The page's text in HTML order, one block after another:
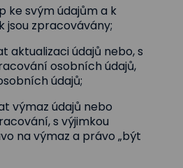
ke svým údajům a k
jsou zpracovávány;
aktualizaci údajů nebo, s
osobních údajů,
údajů;
výmaz údajů nebo
s výjimkou
na výmaz a právo „být